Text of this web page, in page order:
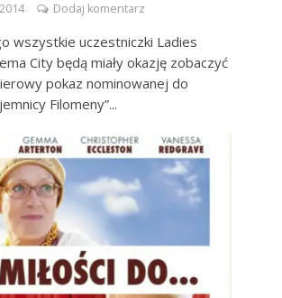
Dodaj komentarz
wszystkie uczestniczki Ladies
City będą miały okazję zobaczyć
pokaz nominowanej do
Filomeny”...